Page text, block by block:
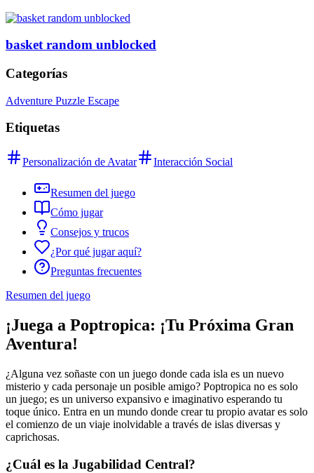
basket random unblocked
Categorías
Adventure Puzzle Escape
Etiquetas
Personalización de Avatar Interacción Social
Resumen del juego
Cómo jugar
Consejos y trucos
¿Por qué jugar aquí?
Preguntas frecuentes
Resumen del juego
¡Juega a Poptropica: ¡Tu Próxima Gran
Aventura!
¿Alguna vez soñaste con un juego donde cada isla es un nuevo
misterio y cada personaje un posible amigo? Poptropica no es solo
un juego; es un universo expansivo e imaginativo esperando tu
toque único. Entra en un mundo donde crear tu propio avatar es solo
el comienzo de un viaje inolvidable a través de islas diversas y
caprichosas.
¿Cuál es la Jugabilidad Central?